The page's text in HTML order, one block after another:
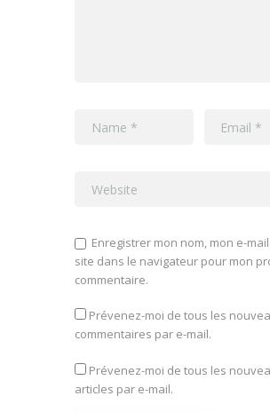
Enregistrer mon nom, mon e-
site dans le navigateur pour mon
commentaire.
Prévenez-moi de tous les
commentaires par e-mail.
Prévenez-moi de tous les
articles par e-mail.